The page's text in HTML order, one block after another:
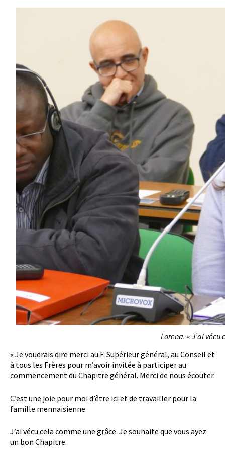
Lorena. « J’ai
« Je voudrais dire merci au F. Supérieur général, au Conseil et
à tous les Frères pour m’avoir invitée à participer au
commencement du Chapitre général. Merci de nous écouter.
C’est une joie pour moi d’être ici et de travailler pour la
famille mennaisienne.
J’ai vécu cela comme une grâce. Je souhaite que vous ayez
un bon Chapitre.